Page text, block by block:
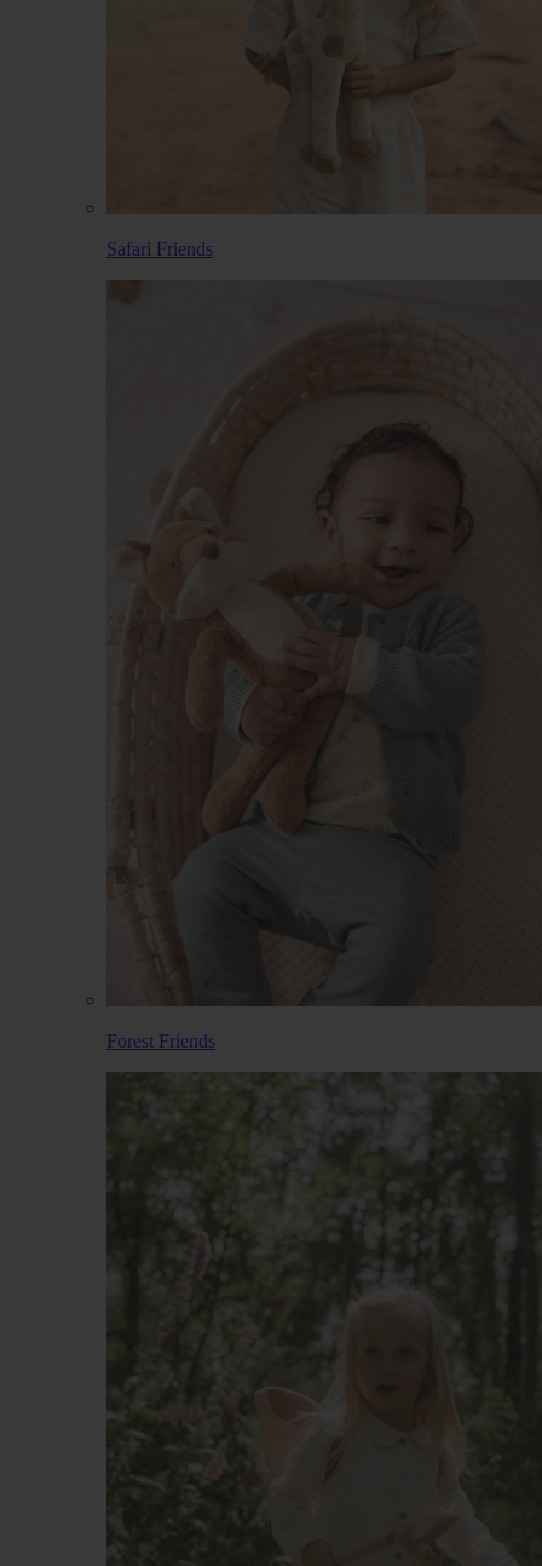
Safari Friends
Forest Friends